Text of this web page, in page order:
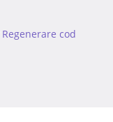
Regenerare cod